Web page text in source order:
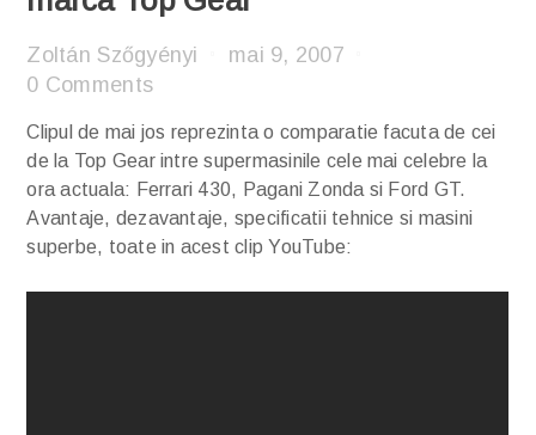
Zoltán Szőgyényi
mai 9, 2007
0 Comments
Clipul de mai jos reprezinta o comparatie facuta de cei
de la Top Gear intre supermasinile cele mai celebre la
ora actuala: Ferrari 430, Pagani Zonda si Ford GT.
Avantaje, dezavantaje, specificatii tehnice si masini
superbe, toate in acest clip YouTube: